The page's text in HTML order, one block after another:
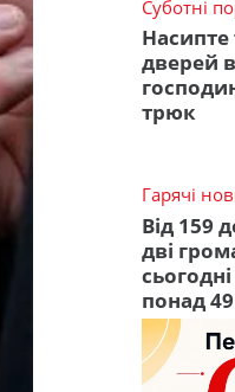
Суботні
Насипте
дверей
трюк
Гарячі
Від 159
дві
понад 49